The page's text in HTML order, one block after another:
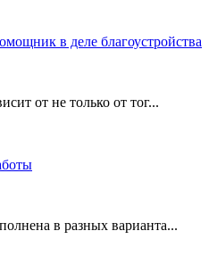
в деле благоустройства
от не только от тог...
в разных варианта...